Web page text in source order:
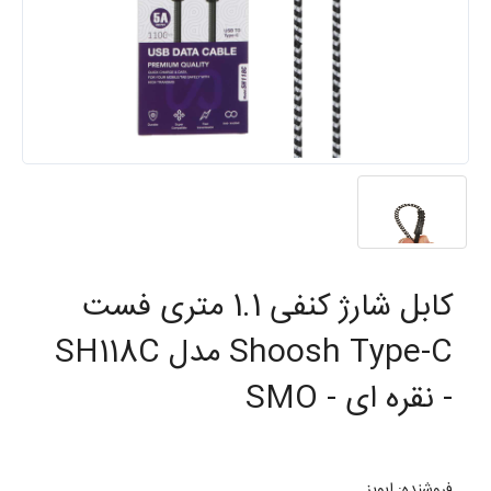
کابل شارژ کنفی 1.1 متری فست
Shoosh Type-C مدل SH118C
- نقره ای - SMO